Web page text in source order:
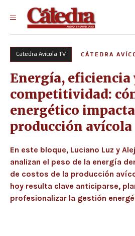
Catedra Avicola TV CÁTEDRA
Energía, eficiencia
competitividad:
energético
producción avícola
En este bloque, Luciano Luz y
analizan el peso de la energía
de costos de la producción
hoy resulta clave anticiparse,
profesionalizar la gestión